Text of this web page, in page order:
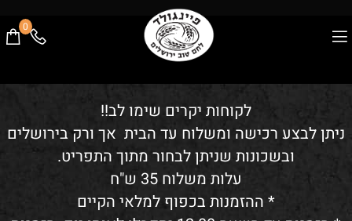
0
לקוחות יקרים שימו לב!!
ניתן לבצע רכישה ומשלוח עד הבית אך ורק בירושלים
ובשכונות שניתן לבחור מתוך התפריט.
עלות משלוח 35 ש"ח
* ההזמנות בכפוף למלאי הקיים